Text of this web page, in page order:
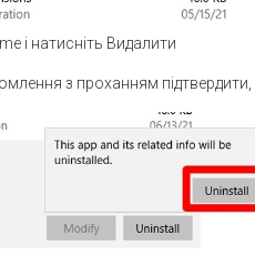
і натисніть Видалити
з проханням підтвердити,